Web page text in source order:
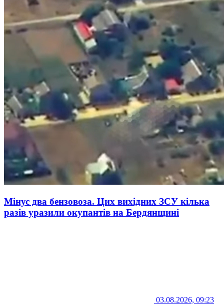
Мінус два бензовоза. Цих вихідних ЗСУ кілька
разів уразили окупантів на Бердянщині
03.08.2026, 09:23